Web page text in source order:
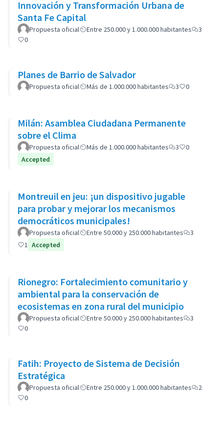
Innovación y Transformación Urbana de
Santa Fe Capital
Propuesta oficial Entre 250.000 y 1.000.000 habitantes
3
0
Planes de Barrio de Salvador
Propuesta oficial Más de 1.000.000 habitantes 3 0
Milán: Asamblea Ciudadana Permanente
sobre el Clima
Propuesta oficial Más de 1.000.000 habitantes 3
0
Accepted
Montreuil en jeu: ¡un dispositivo jugable
para probar y mejorar los mecanismos
democráticos municipales!
Propuesta oficial Entre 50.000 y 250.000 habitantes
3
1 Accepted
Rionegro: Fortalecimiento comunitario y
ambiental para la conservación de
ecosistemas en zona rural del municipio
Propuesta oficial Entre 50.000 y 250.000 habitantes
3
0
Fatih: Proyecto de Sistema de Decisión
Estratégica
Propuesta oficial Entre 250.000 y 1.000.000 habitantes
2
0